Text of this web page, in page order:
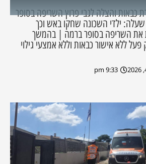
כבאות והצלה לגבי פרוץ השריפה בסופר
ילדי השכונה שחקו באש וכך
את השריפה בסופר ברמה | בהמשך
ללא אישור כבאות וללא אמצעי גילוי
9:33 pm